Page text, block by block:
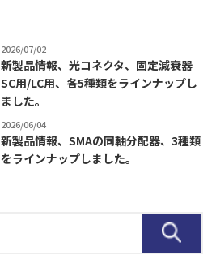
2026/07/02
新製品情報、光コネクタ、固定減衰器
SC用/LC用、各5種類をラインナップし
ました。
2026/06/04
新製品情報、SMAの同軸分配器、3種類
をラインナップしました。